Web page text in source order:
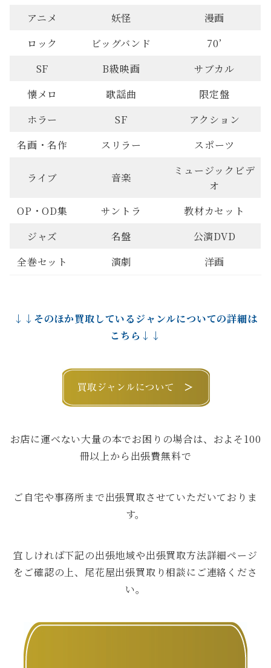
アニメ
妖怪
漫画
ロック
ビッグバンド
70’
SF
B級映画
サブカル
懐メロ
歌謡曲
限定盤
ホラー
SF
アクション
名画・名作
スリラー スポーツ
ライブ 音楽
ミュージックビデ
オ
OP・OD集
サントラ
教材カセット
ジャズ
名盤
公演DVD
全巻セット
演劇 洋画
↓↓そのほか買取しているジャンルについての詳細は
こちら↓↓
お店に運べない大量の本でお困りの場合は、およそ100
冊以上から出張費無料で
ご自宅や事務所まで出張買取させていただいておりま
す。
宜しければ下記の出張地域や出張買取方法詳細ページ
をご確認の上、尾花屋出張買取り相談にご連絡くださ
い。